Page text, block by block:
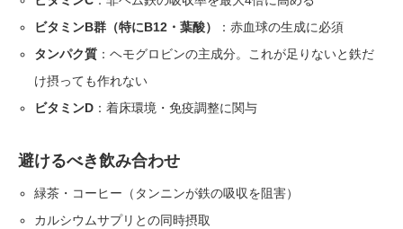
ビタミンB群（特にB12・葉酸）
：赤血球の生成に必須
タンパク質 ：ヘモグロビンの主成分。これが足りないと鉄だ
け摂っても作れない
ビタミンD ：着床環境・免疫調整に関与
避けるべき飲み合わせ
緑茶・コーヒー（タンニンが鉄の吸収を阻害）
カルシウムサプリとの同時摂取